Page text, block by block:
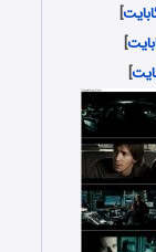
]
]
]